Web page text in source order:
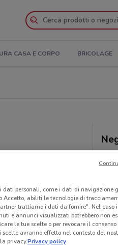
CASA E CORPO BRICOLAGE
personali, come i dati di navigazione
Accetto, abiliti le tecnologie di
trattiamo i dati da fornire". Nel caso
e annunci visualizzati potrebbero non
le tue scelte o per revocare il
avranno effetto nel contesto del
privacy.Privacy policy